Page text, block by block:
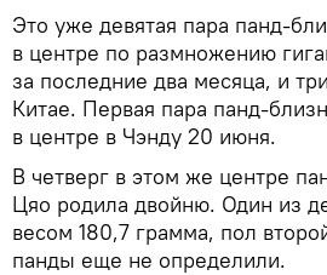
Это уже девятая пара панд-
в центре по размножению
за последние два месяца, и
Китае. Первая пара панд-
в центре в Чэнду 20 июня.
В четверг в этом же центре
Цяо родила двойню. Один из
весом 180,7 грамма, пол
панды еще не определили.